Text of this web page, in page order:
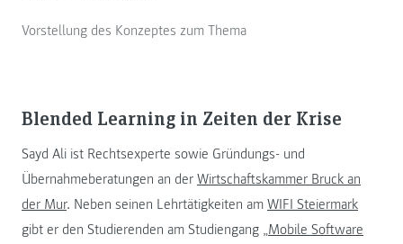
Vorstellung des Konzeptes zum Thema
Blended Learning in Zeiten der Krise
Sayd Ali ist Rechtsexperte sowie Gründungs- und
Übernahmeberatungen an der Wirtschaftskammer Bruck an
der Mur. Neben seinen Lehrtätigkeiten am WIFI Steiermark
gibt er den Studierenden am Studiengang „Mobile Software